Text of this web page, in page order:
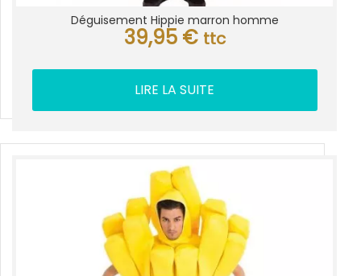
Déguisement Hippie marron homme
39,95 € ttc
LIRE LA SUITE